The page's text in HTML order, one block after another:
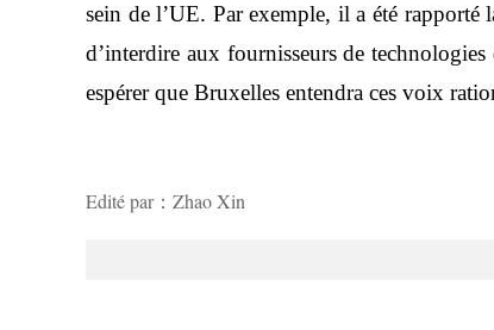
sein de l’UE. Par exemple, il a été rapporté
d’interdire aux fournisseurs de
espérer que Bruxelles entendra ces voix
Edité par：Zhao Xin